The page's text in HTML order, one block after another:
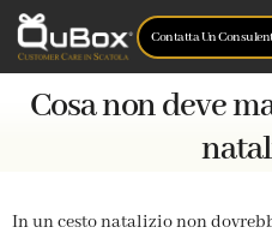
Contatta Un
Cosa non deve
In un cesto natalizio non